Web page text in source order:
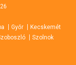
Győr
Kecskemét
Szolnok